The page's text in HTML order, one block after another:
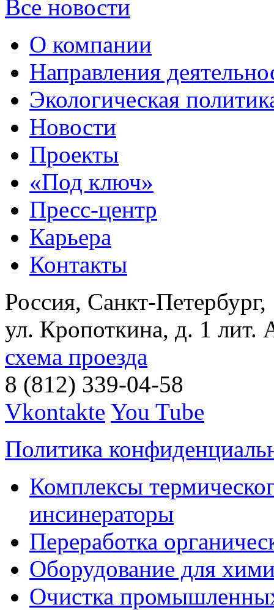
Все новости
О компании
Направления
Экологическая
Новости
Проекты
«Под ключ»
Пресс-центр
Карьера
Контакты
Россия, Санкт-Петербург,
ул. Кропоткина, д. 1 лит.
схема проезда
8 (812) 339-04-58
Vkontakte You Tube
Политика
Комплексы
инсинераторы
Переработка
Оборудование для
Очистка